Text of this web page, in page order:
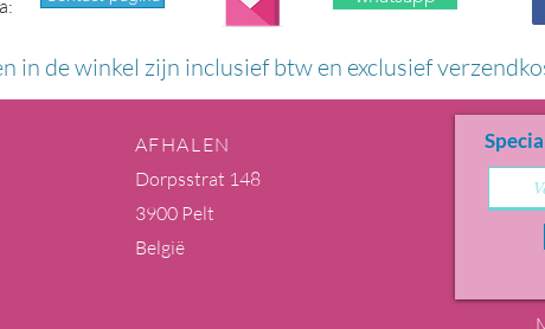
in de winkel zijn inclusief btw en exclusief
AFHALEN
Dorpsstrat 148
3900 Pelt
België